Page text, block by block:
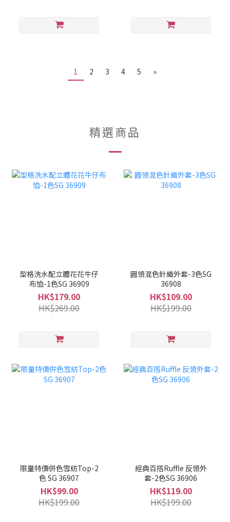
1 2 3 4 5 »
精選商品
型格洗水配立體花花牛仔
布恤-1色SG 36909
HK$179.00
HK$269.00
圓領混色針織外套-3色SG
36908
HK$109.00
HK$199.00
限量特價併色雪紡Top-2
色 SG 36907
HK$99.00
HK$199.00
經典百搭Ruffle 反領外
套-2色SG 36906
HK$119.00
HK$199.00